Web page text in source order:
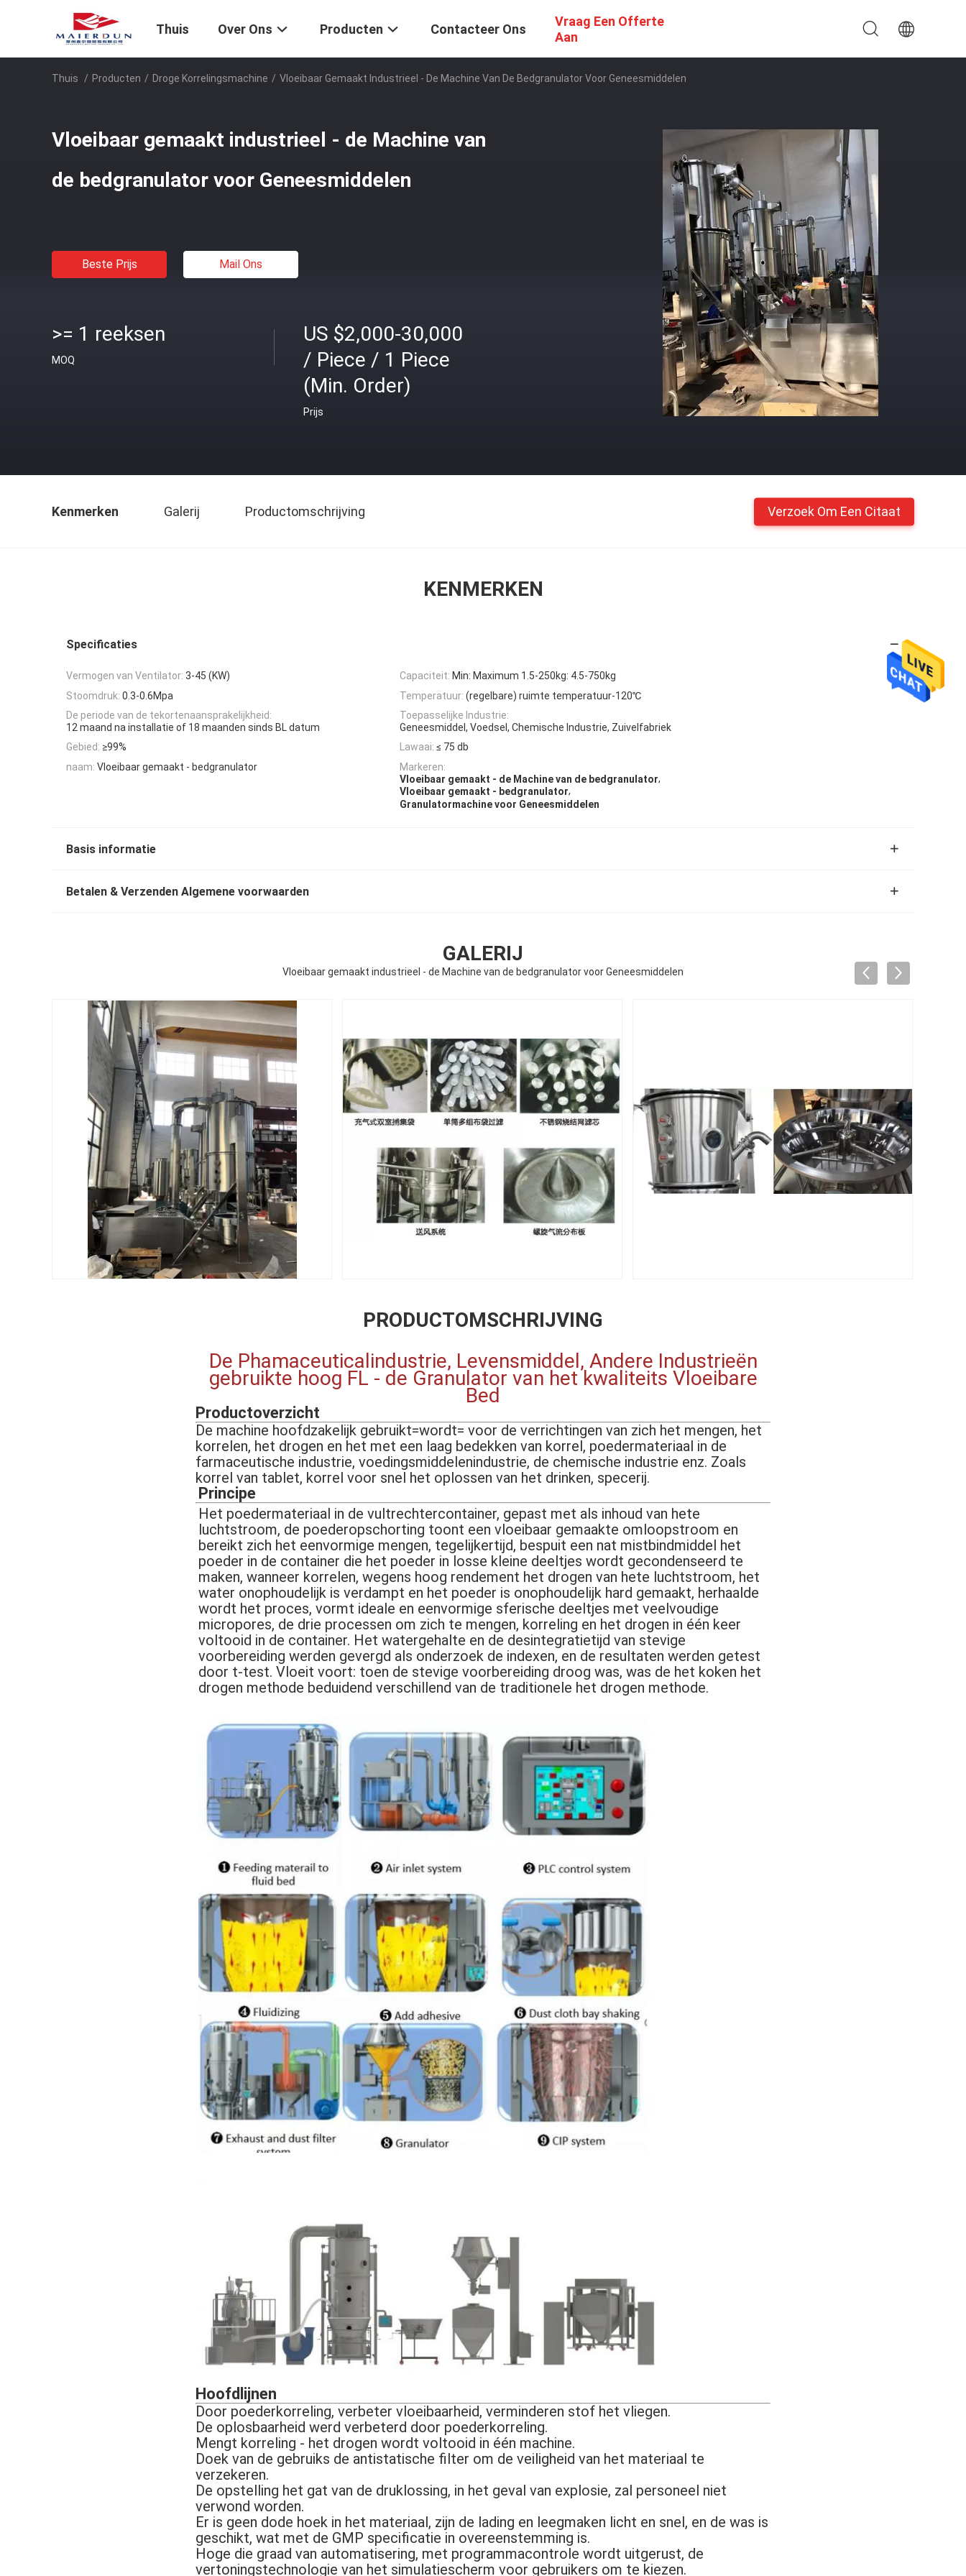
Thuis Over Ons Producten Contacteer Ons
Vraag Een Offerte
Aan
Thuis / Producten / Droge Korrelingsmachine / Vloeibaar Gemaakt Industrieel - De Machine Van De Bedgranulator Voor Geneesmiddelen
Vloeibaar gemaakt industrieel - de Machine van
de bedgranulator voor Geneesmiddelen
Beste Prijs Mail Ons
>= 1 reeksen
MOQ
US $2,000-30,000
/ Piece / 1 Piece
(Min. Order)
Prijs
Kenmerken Galerij Productomschrijving Verzoek Om Een Citaat
KENMERKEN
Specificaties
Vermogen van Ventilator: 3-45 (KW) Capaciteit: Min: Maximum 1.5-250kg: 4.5-750kg
Stoomdruk: 0.3-0.6Mpa Temperatuur: (regelbare) ruimte temperatuur-120℃
De periode van de tekortenaansprakelijkheid:
12 maand na installatie of 18 maanden sinds BL datum
Toepasselijke Industrie:
Geneesmiddel, Voedsel, Chemische Industrie, Zuivelfabriek
Gebied: ≥99% Lawaai: ≤ 75 db
naam: Vloeibaar gemaakt - bedgranulator
Markeren:
Vloeibaar gemaakt - de Machine van de bedgranulator,
Vloeibaar gemaakt - bedgranulator,
Granulatormachine voor Geneesmiddelen
Basis informatie
Betalen & Verzenden Algemene voorwaarden
GALERIJ
Vloeibaar gemaakt industrieel - de Machine van de bedgranulator voor Geneesmiddelen
PRODUCTOMSCHRIJVING
De Phamaceuticalindustrie, Levensmiddel, Andere Industrieën
gebruikte hoog FL - de Granulator van het kwaliteits Vloeibare
Bed
Productoverzicht
De machine hoofdzakelijk gebruikt=wordt= voor de verrichtingen van zich het mengen, het
korrelen, het drogen en het met een laag bedekken van korrel, poedermateriaal in de
farmaceutische industrie, voedingsmiddelenindustrie, de chemische industrie enz. Zoals
korrel van tablet, korrel voor snel het oplossen van het drinken, specerij.
Principe
Het poedermateriaal in de vultrechtercontainer, gepast met als inhoud van hete
luchtstroom, de poederopschorting toont een vloeibaar gemaakte omloopstroom en
bereikt zich het eenvormige mengen, tegelijkertijd, bespuit een nat mistbindmiddel het
poeder in de container die het poeder in losse kleine deeltjes wordt gecondenseerd te
maken, wanneer korrelen, wegens hoog rendement het drogen van hete luchtstroom, het
water onophoudelijk is verdampt en het poeder is onophoudelijk hard gemaakt, herhaalde
wordt het proces, vormt ideale en eenvormige sferische deeltjes met veelvoudige
micropores, de drie processen om zich te mengen, korreling en het drogen in één keer
voltooid in de container. Het watergehalte en de desintegratietijd van stevige
voorbereiding werden gevergd als onderzoek de indexen, en de resultaten werden getest
door t-test. Vloeit voort: toen de stevige voorbereiding droog was, was de het koken het
drogen methode beduidend verschillend van de traditionele het drogen methode.
Hoofdlijnen
Door poederkorreling, verbeter vloeibaarheid, verminderen stof het vliegen.
De oplosbaarheid werd verbeterd door poederkorreling.
Mengt korreling - het drogen wordt voltooid in één machine.
Doek van de gebruiks de antistatische filter om de veiligheid van het materiaal te
verzekeren.
De opstelling het gat van de druklossing, in het geval van explosie, zal personeel niet
verwond worden.
Er is geen dode hoek in het materiaal, zijn de lading en leegmaken licht en snel, en de was is
geschikt, wat met de GMP specificatie in overeenstemming is.
Hoge die graad van automatisering, met programmacontrole wordt uitgerust, de
vertoningstechnologie van het simulatiescherm voor gebruikers om te kiezen.